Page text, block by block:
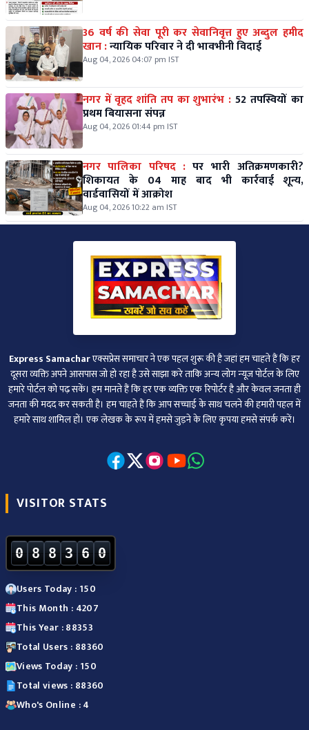
36 वर्ष की सेवा पूरी कर सेवानिवृत्त हुए अब्दुल हमीद
खान :न्यायिक परिवार ने दी भावभीनी विदाई
Aug 04, 2026 04:07 pm IST
नगर में वृहद शांति तप का शुभारंभ : 52 तपस्वियों का
प्रथम बियासना संपन्न
Aug 04, 2026 01:44 pm IST
नगर पालिका परिषद : पर भारी अतिक्रमणकारी?
शिकायत के 04 माह बाद भी कार्रवाई शून्य,
वार्डवासियों में आक्रोश
Aug 04, 2026 10:22 am IST
Express Samacharएक्सप्रेस समाचार ने एक पहल शुरू की है जहां हम चाहते हैं कि हर
दूसरा व्‍यक्ति अपने आसपास जो हो रहा है उसे साझा करे ताकि अन्‍य लोग न्‍यूज पोर्टल के लिए
हमारे पोर्टल को पढ़ सकें। हम मानते हैं कि हर एक व्यक्ति एक रिपोर्टर है और केवल जनता ही
जनता की मदद कर सकती है। हम चाहते हैं कि आप सच्चाई के साथ चलने की हमारी पहल में
हमारे साथ शामिल हों। एक लेखक के रूप में हमसे जुड़ने के लिए कृपया हमसे संपर्क करें।
VISITOR STATS
0 8 8 3 6 0
Users Today : 150
This Month : 4207
This Year : 88353
Total Users : 88360
Views Today : 150
Total views : 88360
Who's Online : 4